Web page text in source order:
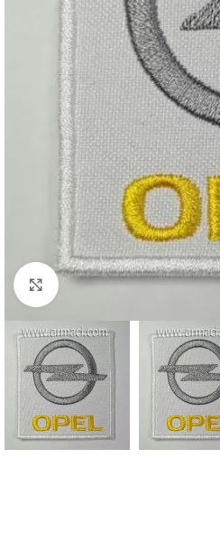
Büyütmek için tıklayın